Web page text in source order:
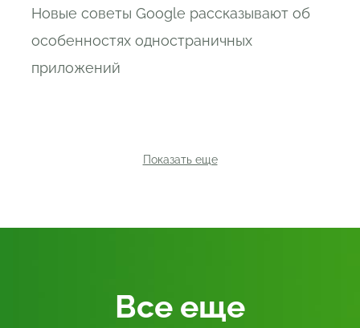
Новые советы Google рассказывают об
особенностях одностраничных
приложений
Показать еще
Все еще